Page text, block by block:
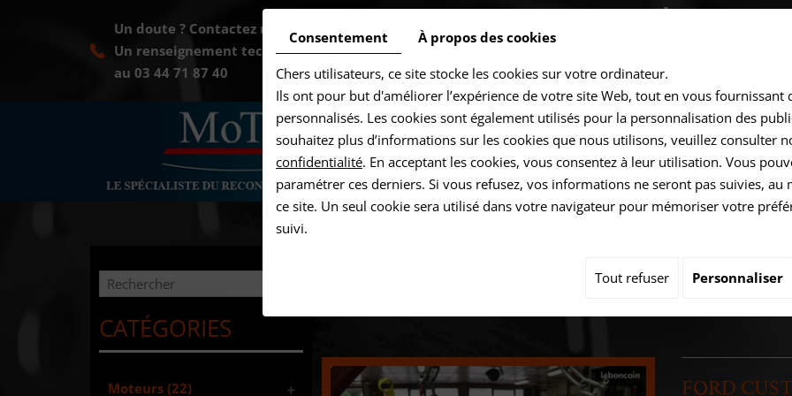
Un doute ? Contactez notre équipe au :
06 95 47 86 52
Un renseignement technique ? Appelez au :
03 44 57 98 28
au 03 44 71 87 40
Accueil Prestations Moteurs Revues
CATÉGORIES
Moteurs (22) FORD
Consentement À propos des cookies
Chers utilisateurs, ce site stocke les cookies sur votre ordinateur.
Ils ont pour but d'améliorer l’expérience de votre site Web, tout en vous fournissant
personnalisés. Les cookies sont également utilisés pour la personnalisation des
souhaitez plus d’informations sur les cookies que nous utilisons, veuillez consulter
confidentialité. En acceptant les cookies, vous consentez à leur utilisation. Vous
paramétrer ces derniers. Si vous refusez, vos informations ne seront pas suivies, au
ce site. Un seul cookie sera utilisé dans votre navigateur pour mémoriser votre
suivi.
Tout refuser Personnaliser